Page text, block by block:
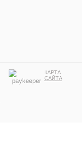
КАРТА
САЙТА